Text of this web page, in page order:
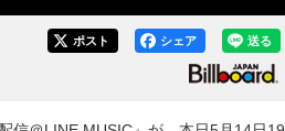
送る
シェア
ポスト